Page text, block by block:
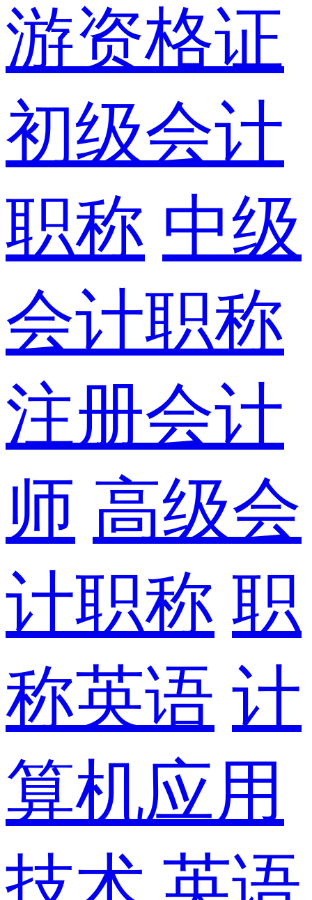
游资格证
初级会计
职称 中级
会计职称
注册会计
师 高级会
计职称 职
称英语 计
算机应用